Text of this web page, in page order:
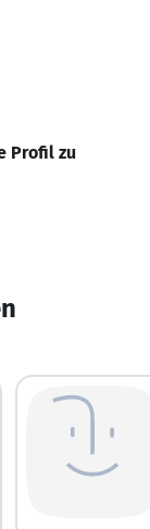
Profil zu